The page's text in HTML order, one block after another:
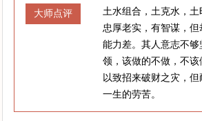
大师点评
土水组合，土克水，土
忠厚老实，有智谋，
能力差。其人意志不
领，该做的不做，不该
以致招来破财之灾，
一生的劳苦。